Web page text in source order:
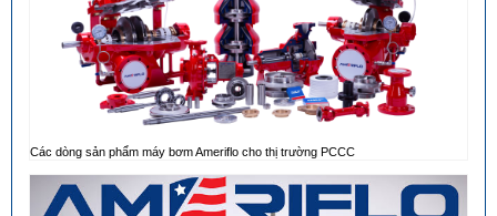
Các dòng sản phẩm máy bơm Ameriflo cho thị trường PCCC